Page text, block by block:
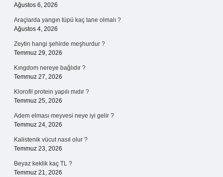
Ağustos 6, 2026
Araçlarda yangın tüpü kaç tane olmalı ?
Ağustos 4, 2026
Zeytin hangi şehirde meşhurdur ?
Temmuz 29, 2026
Kıngdom nereye bağlıdır ?
Temmuz 27, 2026
Klorofil protein yapılı mıdır ?
Temmuz 25, 2026
Adem elması meyvesi neye iyi gelir ?
Temmuz 24, 2026
Kalistenik vücut nasıl olur ?
Temmuz 23, 2026
Beyaz keklik kaç TL ?
Temmuz 21, 2026